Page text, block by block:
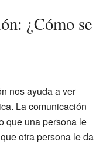
¿Cómo se
nos ayuda a ver
La comunicación
que una persona le
otra persona le da